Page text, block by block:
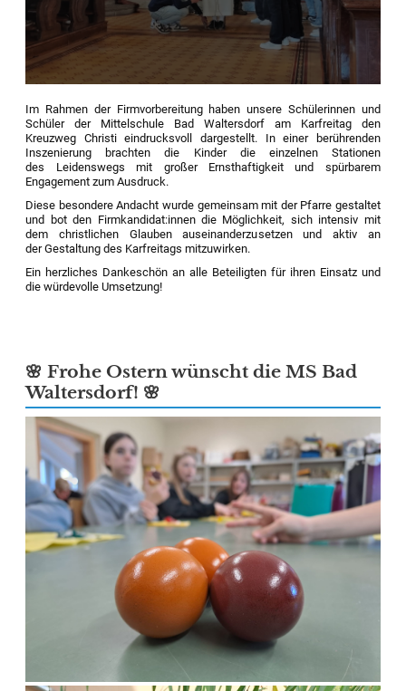
Im Rahmen der Firmvorbereitung haben unsere Schülerinnen und
Schüler der Mittelschule Bad Waltersdorf am Karfreitag den
Kreuzweg Christi eindrucksvoll dargestellt. In einer berührenden
Inszenierung brachten die Kinder die einzelnen Stationen
des Leidenswegs mit großer Ernsthaftigkeit und spürbarem
Engagement zum Ausdruck.
Diese besondere Andacht wurde gemeinsam mit der Pfarre gestaltet
und bot den Firmkandidat:innen die Möglichkeit, sich intensiv mit
dem christlichen Glauben auseinanderzusetzen und aktiv an
der Gestaltung des Karfreitags mitzuwirken.
Ein herzliches Dankeschön an alle Beteiligten für ihren Einsatz und
die würdevolle Umsetzung!
🌸 Frohe Ostern wünscht die MS Bad
Waltersdorf! 🌸